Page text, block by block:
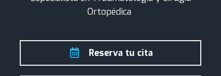
Ortopédica
Reserva tu cita